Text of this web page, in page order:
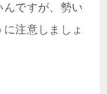
ですが、勢い
注意しましょ